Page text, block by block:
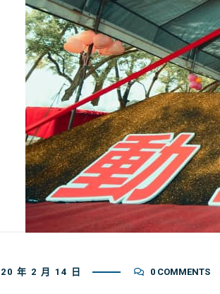
年 2 月 14 日 0 COMMENTS